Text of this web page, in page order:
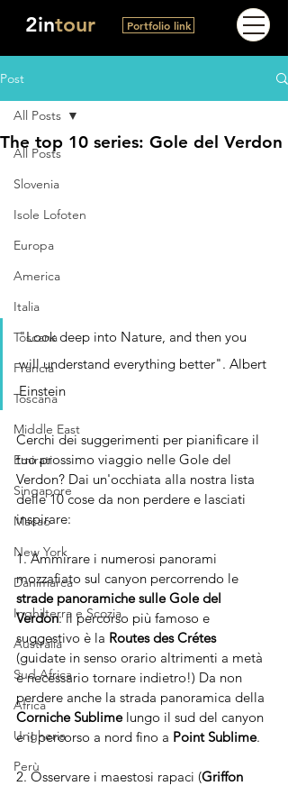
2intour Portfolio link
Post
All Posts
Slovenia
Isole Lofoten
Europa
America
Italia
Toscana
Francia
Toscana
Middle East
Emirati
Singapore
Macao
New York
Danimarca
Inghilterra e Scozia
Australia
Sud Africa
Africa
Ungheria
Perù
All Posts
The top 10 series: Gole del Verdon
"Look deep into Nature, and then you
will understand everything better". Albert
Einstein
Cerchi dei suggerimenti per pianificare il
tuo prossimo viaggio nelle Gole del
Verdon? Dai un'occhiata alla nostra lista
delle 10 cose da non perdere e lasciati
inspirare:
1. Ammirare i numerosi panorami
mozzafiato sul canyon percorrendo le
strade panoramiche sulle Gole del
Verdon: il percorso più famoso e
suggestivo è la Routes des Crétes
(guidate in senso orario altrimenti a metà
è necessario tornare indietro!) Da non
perdere anche la strada panoramica della
Corniche Sublime lungo il sud del canyon
e il percorso a nord fino a Point Sublime.
2. Osservare i maestosi rapaci (Griffon